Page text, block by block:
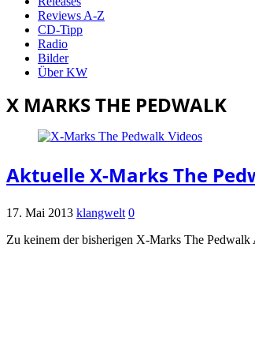
Reviews A-Z
CD-Tipp
Radio
Bilder
Über KW
X MARKS THE PEDWALK
Aktuelle X-Marks The
17. Mai 2013 klangwelt 0
Zu keinem der bisherigen X-Marks The